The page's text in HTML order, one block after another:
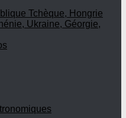
Tchèque, Hongrie
Ukraine, Géorgie,